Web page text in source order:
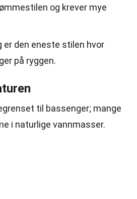
og krever mye
er den eneste stilen hvor
på ryggen.
til bassenger; mange
i naturlige vannmasser.